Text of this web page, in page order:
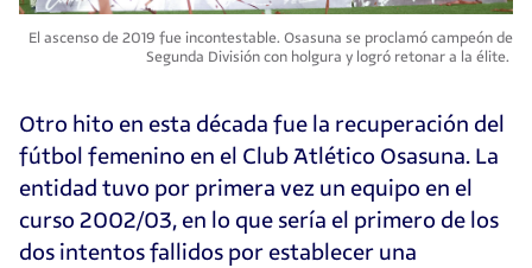
El ascenso de 2019 fue incontestable. Osasuna se proclamó campeón de
Segunda División con holgura y logró retonar a la élite.
Otro hito en esta década fue la recuperación del
fútbol femenino en el Club Atlético Osasuna. La
entidad tuvo por primera vez un equipo en el
curso 2002/03, en lo que sería el primero de los
dos intentos fallidos por establecer una